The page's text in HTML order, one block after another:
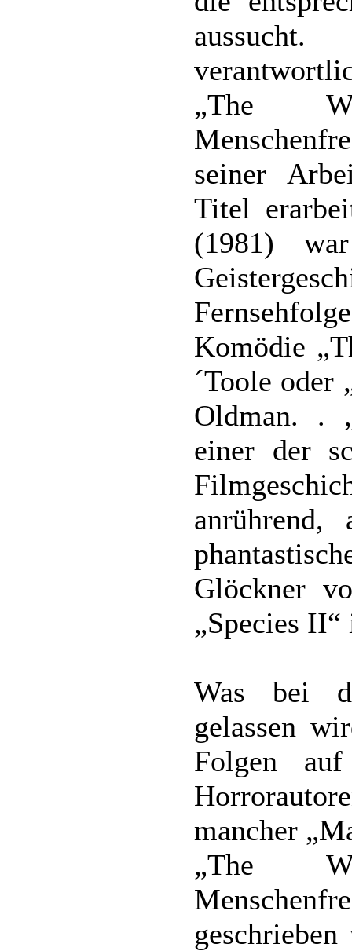
„The
seiner
Titel
(1981)
Komödie
´Toole oder
Oldman. .
einer der
Glöckner
„Species
Was bei
gelassen
Folgen auf
mancher
„The